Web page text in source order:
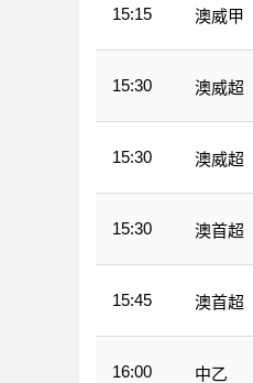
15:15 澳威甲
15:30 澳威超
15:30 澳威超
15:30 澳首超
15:45 澳首超
16:00 中乙